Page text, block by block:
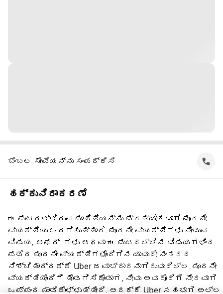
ಬೆಂಬಲ ಸೇವೆಯನ್ನು ಸಂಪರ್ಕಿಸಿ
ಹಕ್ಕುನಿರಾಕರಣೆ
ಈ ಪುಟದಲ್ಲಿರುವ ಮಾಹಿತಿಯನ್ನು ಪ್ರತ್ಯೇಕವಾಗಿ ಮೂರನೇ
ವ್ಯಕ್ತಿಯು ಒದಗಿಸುತ್ತಾರೆ. ಮೂರನೇ ವ್ಯಕ್ತಿಗಳು ನೀಡುವ
ವಿಷಯ, ಆಫರ್ ‌ ಗಳು ಅಥವಾ ಈ ಪುಟದಲ್ಲಿನ ವಿಷಯಗಳಿಂದ
ಪಡೆದ ಮೂರನೇ ವ್ಯಕ್ತಿಗಳೊಂದಿಗಿನ ಯಾವುದೇ ನಂತರದ
ನಿಶ್ಚಿತಾರ್ಥಕ್ಕೆ Uber ಜವಾಬ್ದಾರನಾಗಿರುವುದಿಲ್ಲ. ಮೂರನೇ
ವ್ಯಕ್ತಿಯೊಂದಿಗೆ ತೊಡಗಿಸಿಕೊಂಡಾಗ, ನೀವು ಅವರೊಂದಿಗೆ ನೇರವಾಗಿ
ಒಪ್ಪಂದ ಮಾಡಿಕೊಳ್ಳುತ್ತೀರಿ, ಅದಕ್ಕೆ Uber ಸಹಭಾಗಿ ಅಲ್ಲ.